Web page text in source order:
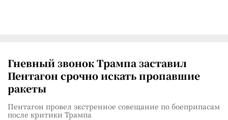
Гневный звонок Трампа заставил
Пентагон срочно искать пропавшие
ракеты
Пентагон провел экстренное совещание по боеприпасам
после критики Трампа